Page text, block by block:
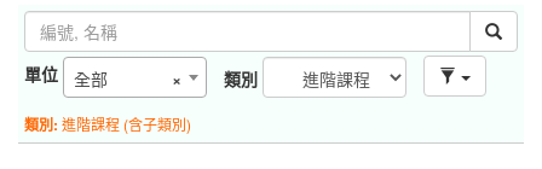
單位 ×
全部 類別
類別: 進階課程 (含子類別)